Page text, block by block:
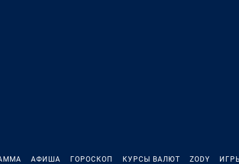
АФИША ГОРОСКОП КУРСЫ ВАЛЮТ ZODY ИГРЫ